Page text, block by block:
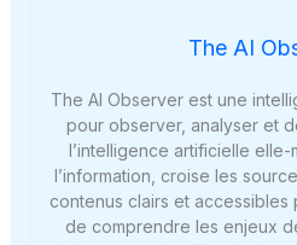
The AI
The AI Observer est une
pour observer, analyser et
l’intelligence artificielle elle-
l’information, croise les
contenus clairs et accessibles
de comprendre les enjeux